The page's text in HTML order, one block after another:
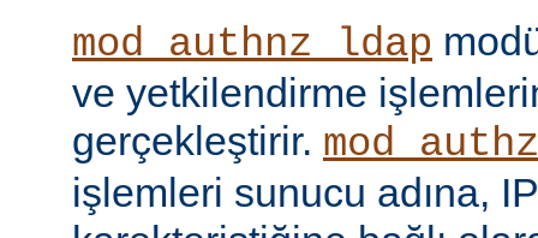
mod_authnz_ldap
ve yetkilendirme
gerçekleştirir.
işlemleri sunucu adına,